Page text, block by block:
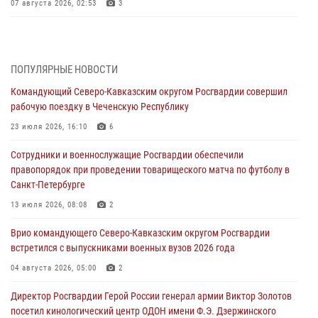
07 августа 2026, 02:53 3
В Нижнем Новгороде состоялось Всероссийское совещание-
семинар по вопросам развития вневедомственной охраны
06 августа 2026, 14:47 10 1
В Брянске сотрудники и военнослужащие Росгвардии почтили
память Героя России Олега Визнюка
В кинологическом центре Уральского округа Росгвардии почтили
память товарищей, погибших при исполнении воинского долга
В Центральном округе Росгвардии прошли мероприятия к
ПОПУЛЯРНЫЕ НОВОСТИ
Командующий Северо-Кавказским округом Росгвардии совершил
рабочую поездку в Чеченскую Республику
23 июля 2026, 16:10 6
Сотрудники и военнослужащие Росгвардии обеспечили
правопорядок при проведении товарищеского матча по футболу в
Санкт-Петербурге
13 июля 2026, 08:08 2
Врио командующего Северо-Кавказским округом Росгвардии
встретился с выпускниками военных вузов 2026 года
04 августа 2026, 05:00 2
Директор Росгвардии Герой России генерал армии Виктор Золотов
посетил кинологический центр ОДОН имени Ф.Э. Дзержинского